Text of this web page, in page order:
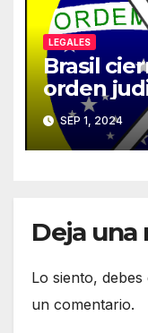
LEGALES
Brasil
orden
SEP 1, 2024
Deja una
Lo siento, debes
un comentario.